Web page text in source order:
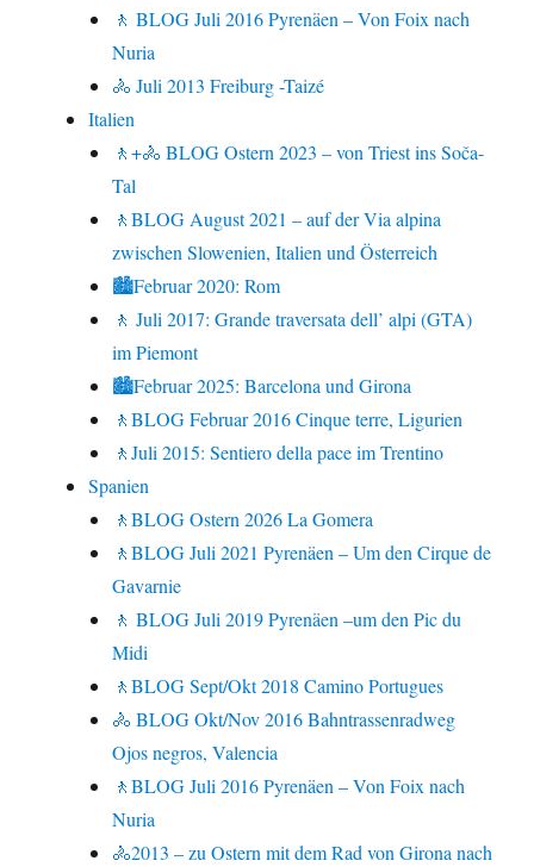
🚶 BLOG Juli 2016 Pyrenäen – Von Foix nach
Nuria
🚴 Juli 2013 Freiburg -Taizé
Italien
🚶+🚴 BLOG Ostern 2023 – von Triest ins Soča-
Tal
🚶BLOG August 2021 – auf der Via alpina
zwischen Slowenien, Italien und Österreich
🏙Februar 2020: Rom
🚶 Juli 2017: Grande traversata dell’ alpi (GTA)
im Piemont
🏙Februar 2025: Barcelona und Girona
🚶BLOG Februar 2016 Cinque terre, Ligurien
🚶Juli 2015: Sentiero della pace im Trentino
Spanien
🚶BLOG Ostern 2026 La Gomera
🚶BLOG Juli 2021 Pyrenäen – Um den Cirque de
Gavarnie
🚶 BLOG Juli 2019 Pyrenäen –um den Pic du
Midi
🚶BLOG Sept/Okt 2018 Camino Portugues
🚴 BLOG Okt/Nov 2016 Bahntrassenradweg
Ojos negros, Valencia
🚶BLOG Juli 2016 Pyrenäen – Von Foix nach
Nuria
🚴2013 – zu Ostern mit dem Rad von Girona nach